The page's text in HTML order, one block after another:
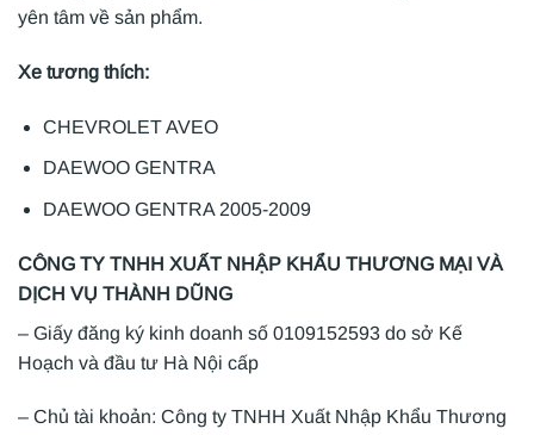
yên tâm về sản phẩm.
Xe tương thích:
CHEVROLET AVEO
DAEWOO GENTRA
DAEWOO GENTRA 2005-2009
CÔNG TY TNHH XUẤT NHẬP KHẨU THƯƠNG MẠI VÀ
DỊCH VỤ THÀNH DŨNG
– Giấy đăng ký kinh doanh số 0109152593 do sở Kế
Hoạch và đầu tư Hà Nội cấp
– Chủ tài khoản: Công ty TNHH Xuất Nhập Khẩu Thương